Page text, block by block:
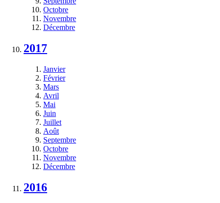
Octobre
Novembre
Décembre
2017
Janvier
Février
Mars
Avril
Mai
Juin
Juillet
Août
Septembre
Octobre
Novembre
Décembre
2016